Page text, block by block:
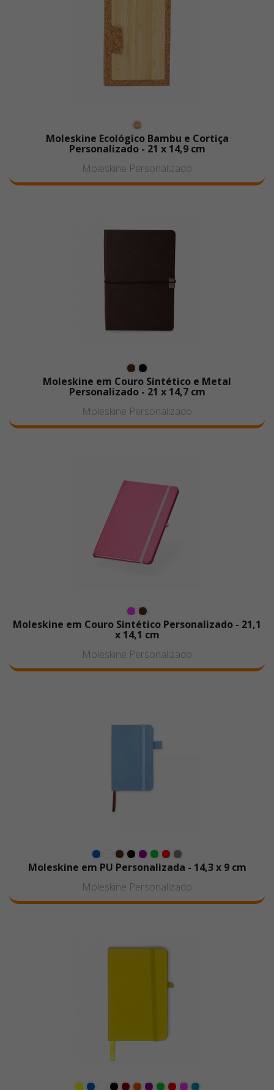
Moleskine Ecológico Bambu e Cortiça
Personalizado - 21 x 14,9 cm
Moleskine Personalizado
Moleskine em Couro Sintético e Metal
Personalizado - 21 x 14,7 cm
Moleskine Personalizado
Moleskine em Couro Sintético Personalizado - 21,1
x 14,1 cm
Moleskine Personalizado
Moleskine em PU Personalizada - 14,3 x 9 cm
Moleskine Personalizado